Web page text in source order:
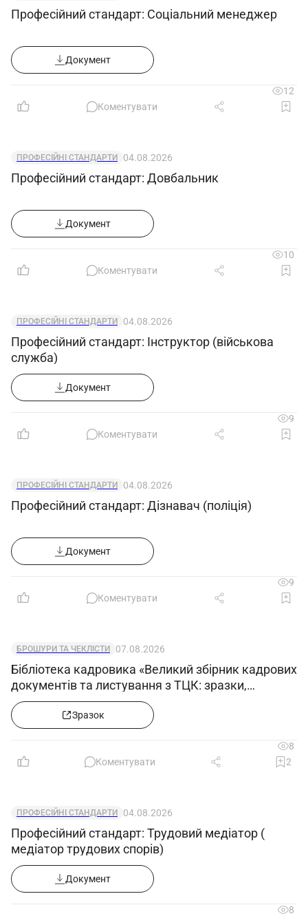
Професійний стандарт: Соціальний менеджер
Документ
12
Коментувати
ПРОФЕСІЙНІ СТАНДАРТИ 04.08.2026
Професійний стандарт: Довбальник
Документ
10
Коментувати
ПРОФЕСІЙНІ СТАНДАРТИ 04.08.2026
Професійний стандарт: Інструктор (військова
служба)
Документ
9
Коментувати
ПРОФЕСІЙНІ СТАНДАРТИ 04.08.2026
Професійний стандарт: Дізнавач (поліція)
Документ
9
Коментувати
БРОШУРИ ТА ЧЕКЛІСТИ 07.08.2026
Бібліотека кадровика «Великий збірник кадрових
документів та листування з ТЦК: зразки,
примірні форми та супровідні листи»
Зразок
8
Коментувати
2
ПРОФЕСІЙНІ СТАНДАРТИ 04.08.2026
Професійний стандарт: Трудовий медіатор (
медіатор трудових спорів)
Документ
8